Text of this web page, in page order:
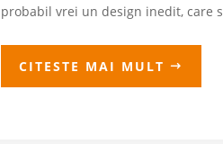
probabil vrei un design inedit, care
CITESTE MAI MULT